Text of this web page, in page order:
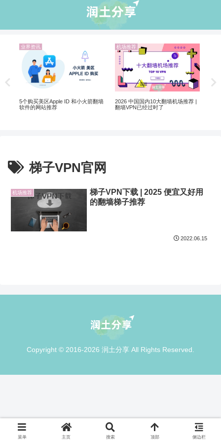
业界资讯
5个购买美区Apple ID 和小火箭翻墙
软件的网站推荐
机场推荐
2026 中国国内10大翻墙机场推荐 |
翻墙VPN已经过时了
梯子VPN官网
机场推荐
梯子VPN下载 | 2025 便宜又好用
的翻墙梯子推荐
2022.06.15
Copyright © 2016-2026 润土分享 All Rights Reserved.
菜单 主页 搜索 顶部 侧边栏